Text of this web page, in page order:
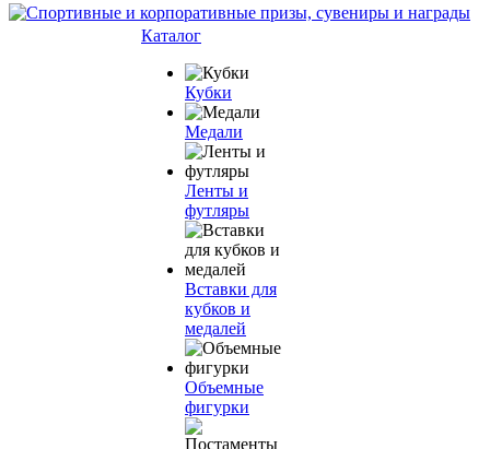
Каталог
Кубки
Медали
Ленты и
футляры
Вставки для
кубков и
медалей
Объемные
фигурки